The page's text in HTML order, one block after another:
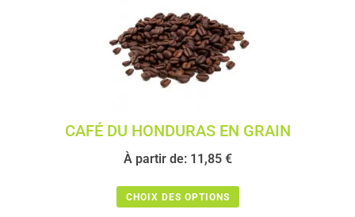
CAFÉ DU HONDURAS EN GRAIN
À partir de: 11,85 €
CHOIX DES OPTIONS